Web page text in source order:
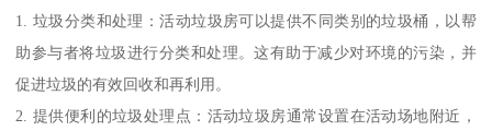
1. 垃圾分类和处理：活动垃圾房可以提供不同类别的垃圾桶，以帮
助参与者将垃圾进行分类和处理。这有助于减少对环境的污染，并
促进垃圾的有效回收和再利用。
2. 提供便利的垃圾处理点：活动垃圾房通常设置在活动场地附近，